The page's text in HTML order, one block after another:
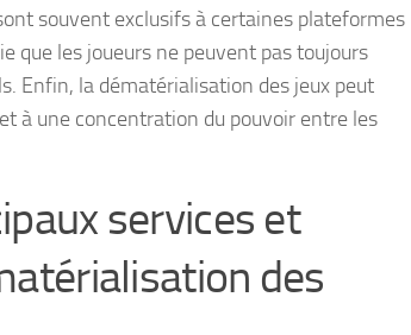
souvent exclusifs à certaines plateformes
que les joueurs ne peuvent pas toujours
Enfin, la dématérialisation des jeux peut
à une concentration du pouvoir entre les
services et
des